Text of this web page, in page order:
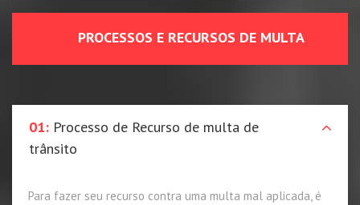
PROCESSOS E RECURSOS DE MULTA
01: Processo de Recurso de multa de
trânsito
Para fazer seu recurso contra uma multa mal aplicada, é